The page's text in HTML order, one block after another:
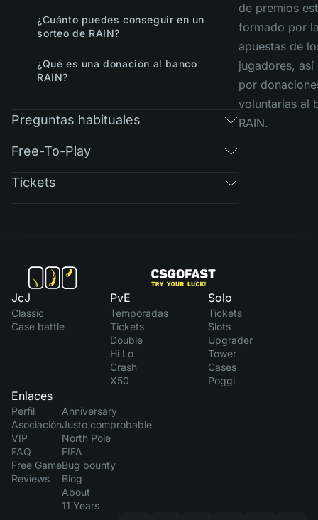
¿Cuánto puedes conseguir en un
sorteo de RAIN?
¿Qué es una donación al banco
RAIN?
Preguntas habituales
Free-To-Play
Tickets
de premios
formado por
apuestas de
jugadores, así
por
voluntarias al
RAIN.
JcJ
Classic
Case battle
PvE
Temporadas
Tickets
Double
Hi Lo
Crash
X50
Solo
Tickets
Slots
Upgrader
Tower
Cases
Poggi
Enlaces
Perfil
Asociación
VIP
FAQ
Free Game
Reviews
Anniversary
Justo comprobable
North Pole
FIFA
Bug bounty
Blog
About
11 Years